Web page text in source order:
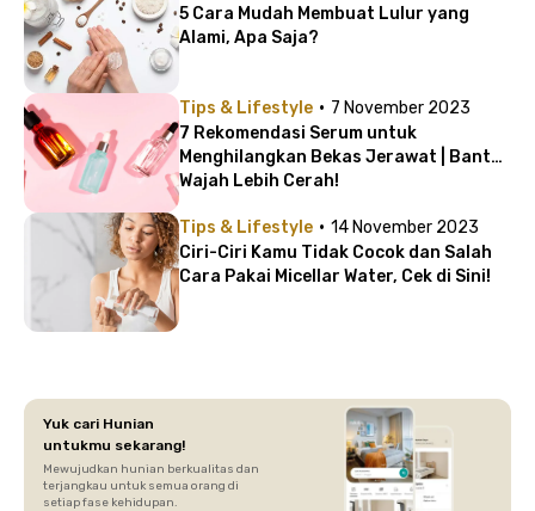
5 Cara Mudah Membuat Lulur yang
Alami, Apa Saja?
Tips & Lifestyle · 7 November 2023
7 Rekomendasi Serum untuk
Menghilangkan Bekas Jerawat | Bantu
Wajah Lebih Cerah!
Tips & Lifestyle · 14 November 2023
Ciri-Ciri Kamu Tidak Cocok dan Salah
Cara Pakai Micellar Water, Cek di Sini!
Yuk cari Hunian
untukmu sekarang!
Mewujudkan hunian berkualitas dan
terjangkau untuk semua orang di
setiap fase kehidupan.